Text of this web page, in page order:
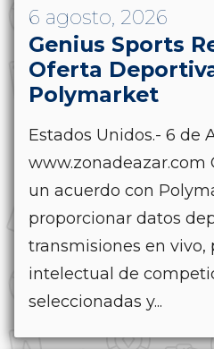
6 agosto, 2026
Genius Sports
Oferta
Polymarket
Estados Unidos.- 6 de
www.zonadeazar.com
un acuerdo con
proporcionar datos
transmisiones en vivo,
intelectual de
seleccionadas y...